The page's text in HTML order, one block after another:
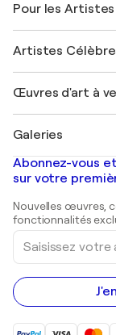
Offrir une carte
Rejoignez notre
Mon compte
+33 1 76 44 06
FAQ
Magazine
Emplois
Découvrez une
Pour les Artistes
Se connecter
Artistes
Marc Chagall
Banksy
Mr. Brainwash
Shepard Fairey
Œuvres d'art à
Tableaux
Peintures de
Estampes
Peintures
Galeries
Galeries d'art en
Galeries d'art en
Abonnez-vous
sur votre
Nouvelles œuvres,
fonctionnalités
Saisissez
votre
adresse
e-
mail